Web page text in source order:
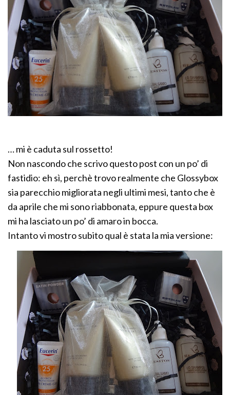
… mi è caduta sul rossetto!
Non nascondo che scrivo questo post con un po’ di
fastidio: eh sì, perchè trovo realmente che Glossybox
sia parecchio migliorata negli ultimi mesi, tanto che è
da aprile che mi sono riabbonata, eppure questa box
mi ha lasciato un po’ di amaro in bocca.
Intanto vi mostro subito qual è stata la mia versione: